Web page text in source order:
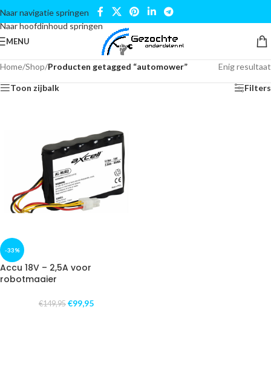
Naar navigatie springen
Naar hoofdinhoud springen
MENU
Home/Shop/Producten getagged “automower” Enig resultaat
Toon zijbalk Filters
-33%
Accu 18V – 2,5A voor
robotmaaier
€149,95 €99,95